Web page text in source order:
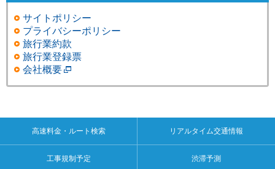
サイトポリシー
プライバシーポリシー
旅行業約款
旅行業登録票
会社概要
高速料金・ルート検索 リアルタイム交通情報
工事規制予定 渋滞予測